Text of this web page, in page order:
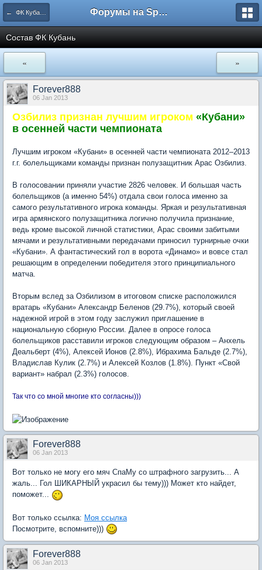
← ФК Кубань Краснодар Форумы на Sportbox.ru
Состав ФК Кубань
« »
Forever888
06 Jan 2013
Озбилиз признан лучшим игроком «Кубани»
в осенней части чемпионата
Лучшим игроком «Кубани» в осенней части чемпионата 2012–2013
г.г. болельщиками команды признан полузащитник Арас Озбилиз.
В голосовании приняли участие 2826 человек. И большая часть
болельщиков (а именно 54%) отдала свои голоса именно за
самого результативного игрока команды. Яркая и результативная
игра армянского полузащитника логично получила признание,
ведь кроме высокой личной статистики, Арас своими забитыми
мячами и результативными передачами приносил турнирные очки
«Кубани». А фантастический гол в ворота «Динамо» и вовсе стал
решающим в определении победителя этого принципиального
матча.
Вторым вслед за Озбилизом в итоговом списке расположился
вратарь «Кубани» Александр Беленов (29.7%), который своей
надежной игрой в этом году заслужил приглашение в
национальную сборную России. Далее в опросе голоса
болельщиков расставили игроков следующим образом – Анхель
Деальберт (4%), Алексей Ионов (2.8%), Ибрахима Бальде (2.7%),
Владислав Кулик (2.7%) и Алексей Козлов (1.8%). Пункт «Свой
вариант» набрал (2.3%) голосов.
Так что со мной многие кто согласны)))
Forever888
06 Jan 2013
Вот только не могу его мяч СпаМу со штрафного загрузить... А
жаль... Гол ШИКАРНЫЙ украсил бы тему))) Может кто найдет,
поможет...
Вот только ссылка: Моя ссылка
Посмотрите, вспомните)))
Forever888
06 Jan 2013